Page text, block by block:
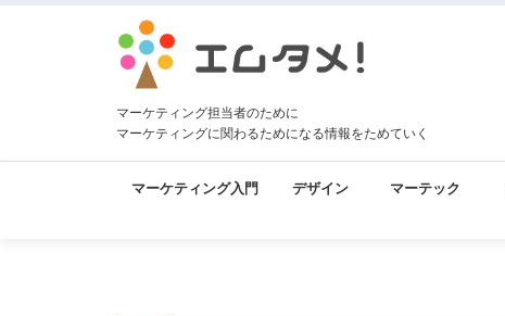
マーケティング担当者のために
マーケティングに関わるためになる情報をためていく
マーケティング入門 デザイン マーテック